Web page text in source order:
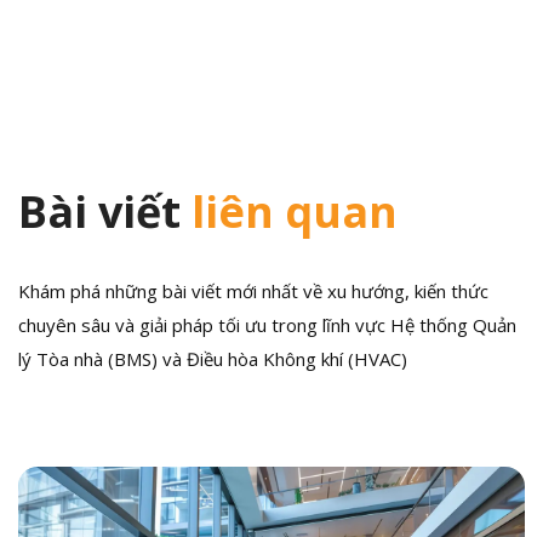
Bài viết liên quan
Khám phá những bài viết mới nhất về xu hướng, kiến thức
chuyên sâu và giải pháp tối ưu trong lĩnh vực Hệ thống Quản
lý Tòa nhà (BMS) và Điều hòa Không khí (HVAC)